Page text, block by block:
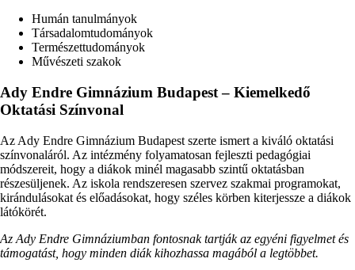
Humán tanulmányok
Társadalomtudományok
Természettudományok
Művészeti szakok
Ady Endre Gimnázium Budapest – Kiemelkedő
Oktatási Színvonal
Az Ady Endre Gimnázium Budapest szerte ismert a kiváló oktatási
színvonaláról. Az intézmény folyamatosan fejleszti pedagógiai
módszereit, hogy a diákok minél magasabb szintű oktatásban
részesüljenek. Az iskola rendszeresen szervez szakmai programokat,
kirándulásokat és előadásokat, hogy széles körben kiterjessze a diákok
látókörét.
Az Ady Endre Gimnáziumban fontosnak tartják az egyéni figyelmet és
támogatást, hogy minden diák kihozhassa magából a legtöbbet.